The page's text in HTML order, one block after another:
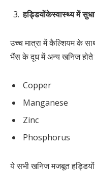
हड्डियोंकेस्वास्थ्यमें
उच्च मात्रा में कैल्शियम के
भैंस के दूध में अन्य खनिज
Copper
Manganese
Zinc
Phosphorus
ये सभी खनिज मजबूत